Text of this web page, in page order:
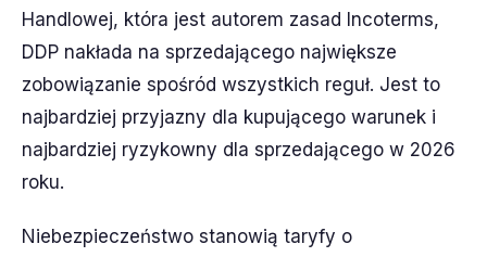
Handlowej, która jest autorem zasad Incoterms,
DDP nakłada na sprzedającego największe
zobowiązanie spośród wszystkich reguł. Jest to
najbardziej przyjazny dla kupującego warunek i
najbardziej ryzykowny dla sprzedającego w 2026
roku.
Niebezpieczeństwo stanowią taryfy o